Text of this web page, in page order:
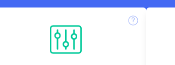
cookies
et gérer les préférences